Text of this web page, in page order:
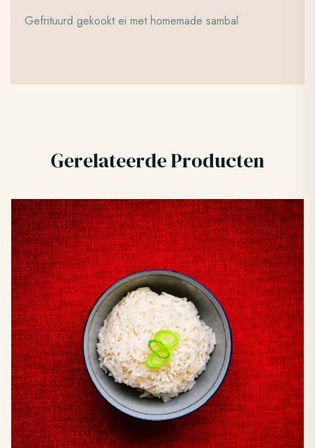
Gefrituurd gekookt ei met homemade sambal
Gerelateerde Producten